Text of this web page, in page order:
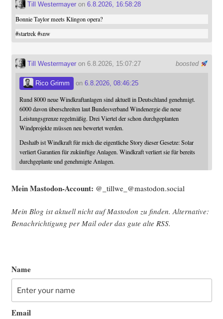
Till Westermayeron 6.8.2026, 16:58:28
Bonnie Taylor meets Klingon opera?
#startrek #snw
boosted
Till Westermayeron 6.8.2026, 15:07:27
Rico Grimm on 6.8.2026, 08:46:25
Rund 8000 neue Windkraftanlagen sind aktuell in Deutschland genehmigt.
6000 davon überschreiten laut Bundesverband Windenergie die neue
Leistungsgrenze regelmäßig. Drei Viertel der schon durchgeplanten
Windprojekte müssen neu bewertet werden.
Deshalb ist Windkraft für mich die eigentliche Story dieser Gesetze: Solar
verliert Garantien für zukünftige Anlagen. Windkraft verliert sie für bereits
durchgeplante und genehmigte Anlagen.
Mein Mast­o­don-Account: @_tillwe_@mastodon.social
Mein Blog ist aktu­ell nicht auf Mast­o­don zu fin­den. Alter­na­ti­ve:
Benach­rich­ti­gung per Mail oder das gute alte RSS.
Name
Email